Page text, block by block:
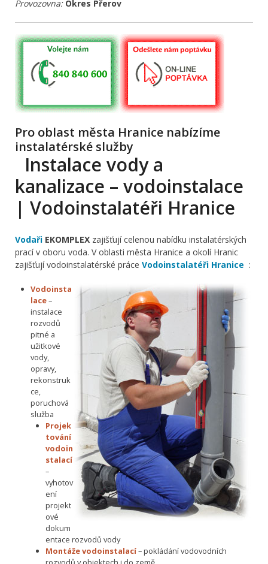
Provozovna: Okres Přerov
Pro oblast města Hranice nabízíme
instalatérské služby
Instalace vody a
kanalizace – vodoinstalace
| Vodoinstalatéři Hranice
Vodaři EKOMPLEX zajišťují celenou nabídku instalatérských
prací v oboru voda. V oblasti města Hranice a okolí Hranic
zajišťují vodoinstalatérské práce Vodoinstalatéři Hranice :
Vodoinsta
lace–
instalace
rozvodů
pitné a
užitkové
vody,
opravy,
rekonstruk
ce,
poruchová
služba
Projek
tování
vodoin
stalací
–
vyhotov
ení
projekt
ové
dokum
entace rozvodů vody
Montáže vodoinstalací– pokládání vodovodních